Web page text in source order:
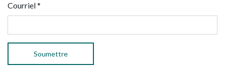
Courriel*